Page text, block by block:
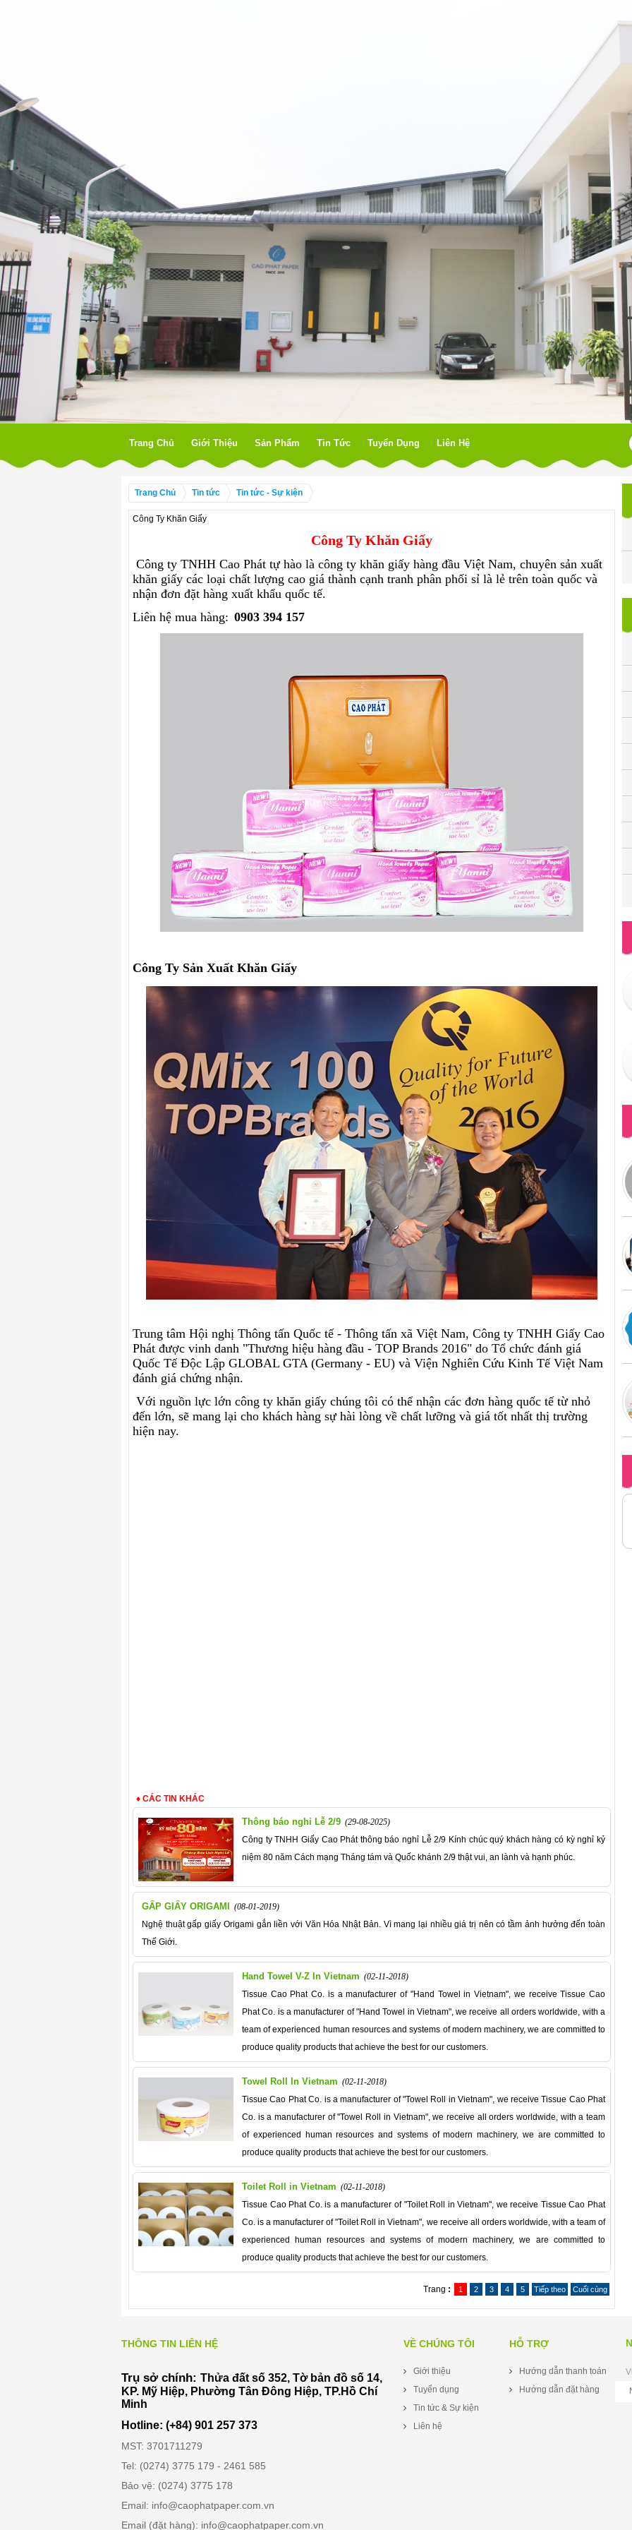
Trang Chủ Giới Thiệu Sản Phẩm Tin Tức Tuyển Dụng Liên Hệ
Trang Chủ Tin tức Tin tức - Sự kiện
Công Ty Khăn Giấy
Công Ty Khăn Giấy
Công ty TNHH Cao Phát tự hào là công ty khăn giấy hàng đầu Việt Nam, chuyên sản xuất
khăn giấy các loại chất lượng cao giá thành cạnh tranh phân phối sỉ là lẻ trên toàn quốc và
nhận đơn đặt hàng xuất khẩu quốc tế.
Liên hệ mua hàng: 0903 394 157
Công Ty Sản Xuất Khăn Giấy
Trung tâm Hội nghị Thông tấn Quốc tế - Thông tấn xã Việt Nam, Công ty TNHH Giấy Cao
Phát được vinh danh "Thương hiệu hàng đầu - TOP Brands 2016" do Tổ chức đánh giá
Quốc Tế Độc Lập GLOBAL GTA (Germany - EU) và Viện Nghiên Cứu Kinh Tế Việt Nam
đánh giá chứng nhận.
Với nguồn lực lớn công ty khăn giấy chúng tôi có thể nhận các đơn hàng quốc tế từ nhỏ
đến lớn, sẽ mang lại cho khách hàng sự hài lòng về chất lưỡng và giá tốt nhất thị trường
hiện nay.
♦ CÁC TIN KHÁC
Thông báo nghỉ Lễ 2/9 (29-08-2025)
Công ty TNHH Giấy Cao Phát thông báo nghỉ Lễ 2/9 Kính chúc quý khách hàng có kỳ nghỉ kỷ
niệm 80 năm Cách mạng Tháng tám và Quốc khánh 2/9 thật vui, an lành và hạnh phúc.
GẤP GIẤY ORIGAMI
(08-01-2019)
Nghệ thuật gấp giấy Origami gắn liền với Văn Hóa Nhật Bản. Vì mang lại nhiều giá trị nên có tầm ảnh hưởng đến toàn
Thế Giới.
Hand Towel V-Z In Vietnam (02-11-2018)
Tissue Cao Phat Co. is a manufacturer of "Hand Towel in Vietnam", we receive Tissue Cao
Phat Co. is a manufacturer of "Hand Towel in Vietnam", we receive all orders worldwide, with a
team of experienced human resources and systems of modern machinery, we are committed to
produce quality products that achieve the best for our customers.
Towel Roll In Vietnam (02-11-2018)
Tissue Cao Phat Co. is a manufacturer of "Towel Roll in Vietnam", we receive Tissue Cao Phat
Co. is a manufacturer of "Towel Roll in Vietnam", we receive all orders worldwide, with a team
of experienced human resources and systems of modern machinery, we are committed to
produce quality products that achieve the best for our customers.
Toilet Roll in Vietnam (02-11-2018)
Tissue Cao Phat Co. is a manufacturer of "Toilet Roll in Vietnam", we receive Tissue Cao Phat
Co. is a manufacturer of "Toilet Roll in Vietnam", we receive all orders worldwide, with a team of
experienced human resources and systems of modern machinery, we are committed to
produce quality products that achieve the best for our customers.
Trang : 1 2 3 4 5 Tiếp theo Cuối cùng
THÔNG TIN LIÊN HỆ
Trụ sở chính: Thửa đất số 352, Tờ bản đồ số 14,
KP. Mỹ Hiệp, Phường Tân Đông Hiệp, TP.Hồ Chí
Minh
Hotline: (+84) 901 257 373
MST: 3701711279
Tel: (0274) 3775 179 - 2461 585
Bảo vệ: (0274) 3775 178
Email: info@caophatpaper.com.vn
Email (đặt hàng): info@caophatpaper.com.vn
VỀ CHÚNG TÔI
Giới thiệu
Tuyển dụng
Tin tức & Sự kiện
Liên hệ
HỖ TRỢ
Hướng dẫn thanh toán
Hướng dẫn đặt hàng